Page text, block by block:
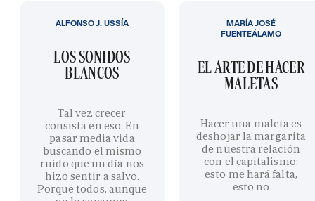
LOS SONIDOS
BLANCOS
Tal vez crecer
consista en eso. En
pasar media vida
buscando el mismo
ruido que un día nos
hizo sentir a salvo.
Porque todos, aunque
ALFONSO J. USSÍA
EL ARTE DE HACER
MALETAS
Hacer una maleta es
deshojar la margarita
de nuestra relación
con el capitalismo:
esto me hará falta,
esto no
MARÍA JOSÉ
FUENTEÁLAMO